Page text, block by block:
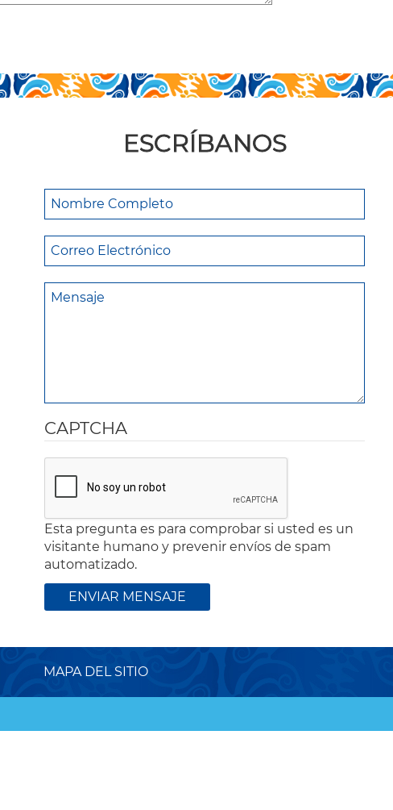
ESCRÍBANOS
CAPTCHA
Esta pregunta es para comprobar si usted es un
visitante humano y prevenir envíos de spam
automatizado.
MAPA DEL SITIO